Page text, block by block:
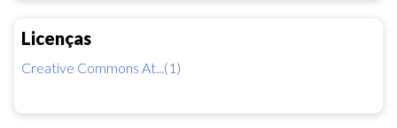
Licenças
Creative Commons At...(1)